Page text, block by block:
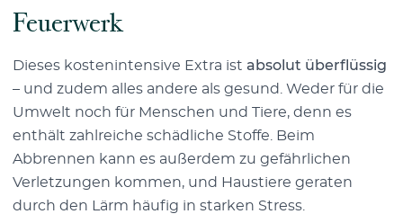
Feuerwerk
Dieses kostenintensive Extra ist absolut überflüssig
– und zudem alles andere als gesund. Weder für die
Umwelt noch für Menschen und Tiere, denn es
enthält zahlreiche schädliche Stoffe. Beim
Abbrennen kann es außerdem zu gefährlichen
Verletzungen kommen, und Haustiere geraten
durch den Lärm häufig in starken Stress.